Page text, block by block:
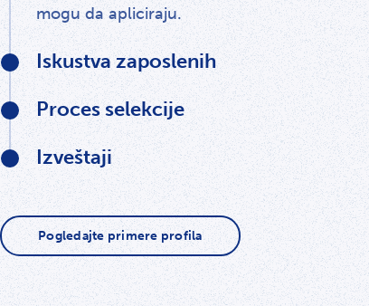
mogu da apliciraju.
Iskustva zaposlenih
Proces selekcije
Izveštaji
Pogledajte primere profila